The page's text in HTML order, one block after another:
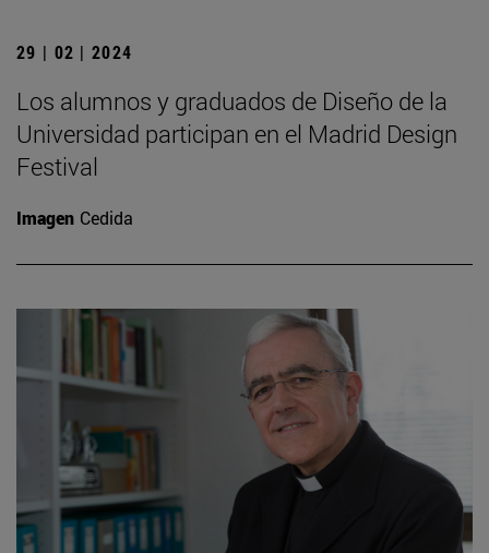
29 | 02 | 2024
Los alumnos y graduados de Diseño de la
Universidad participan en el Madrid Design
Festival
Imagen Cedida